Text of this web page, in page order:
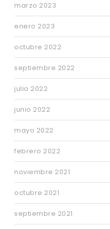
marzo 2023
enero 2023
octubre 2022
septiembre 2022
julio 2022
junio 2022
mayo 2022
febrero 2022
noviembre 2021
octubre 2021
septiembre 2021